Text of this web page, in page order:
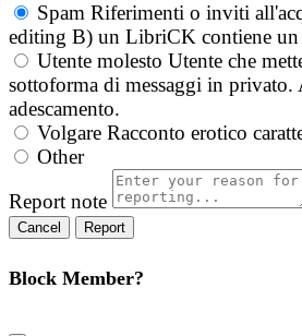
Spam Riferimenti o inviti
editing B) un LibriCK contiene un
Utente molesto Utente che
sottoforma di messaggi in
adescamento.
Volgare Racconto erotico
Other
Report note
Report
Block Member?